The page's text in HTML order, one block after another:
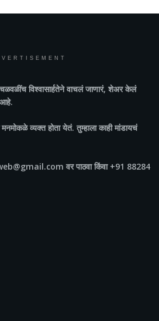
विश्वासार्हतेने वाचलं जाणारं, शेअर केलं
आहे.
व्यक्त होता येतं. तुम्हाला काही मांडायचं
वर पाठवा किंवा +91 88284